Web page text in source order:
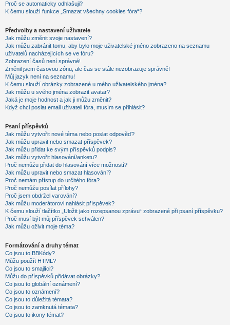
Proč se automaticky odhlašuji?
K čemu slouží funkce „Smazat všechny cookies fóra“?
Předvolby a nastavení uživatele
Jak můžu změnit svoje nastavení?
Jak můžu zabránit tomu, aby bylo moje uživatelské jméno zobrazeno na seznamu
uživatelů nacházejících se ve fóru?
Zobrazení časů není správné!
Změnil jsem časovou zónu, ale čas se stále nezobrazuje správně!
Můj jazyk není na seznamu!
K čemu slouží obrázky zobrazené u mého uživatelského jména?
Jak můžu u svého jména zobrazit avatar?
Jaká je moje hodnost a jak ji můžu změnit?
Když chci poslat email uživateli fóra, musím se přihlásit?
Psaní příspěvků
Jak můžu vytvořit nové téma nebo poslat odpověď?
Jak můžu upravit nebo smazat příspěvek?
Jak můžu přidat ke svým příspěvků podpis?
Jak můžu vytvořit hlasování/anketu?
Proč nemůžu přidat do hlasování více možností?
Jak můžu upravit nebo smazat hlasování?
Proč nemám přístup do určitého fóra?
Proč nemůžu posílat přílohy?
Proč jsem obdržel varování?
Jak můžu moderátorovi nahlásit příspěvek?
K čemu slouží tlačítko „Uložit jako rozepsanou zprávu“ zobrazené při psaní příspěvku?
Proč musí být můj příspěvek schválen?
Jak můžu oživit moje téma?
Formátování a druhy témat
Co jsou to BBKódy?
Můžu použít HTML?
Co jsou to smajlíci?
Můžu do příspěvků přidávat obrázky?
Co jsou to globální oznámení?
Co jsou to oznámení?
Co jsou to důležitá témata?
Co jsou to zamknutá témata?
Co jsou to ikony témat?